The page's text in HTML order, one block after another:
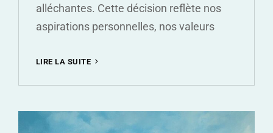
alléchantes. Cette décision reflète nos
aspirations personnelles, nos valeurs
LIRE LA SUITE
SA
DESTINATION